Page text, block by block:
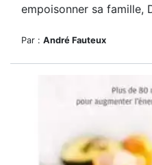
empoisonner sa famille,
Par : André Fauteux